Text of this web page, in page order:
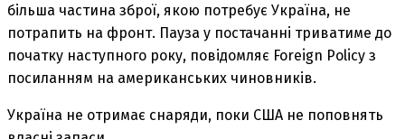
більша частина зброї, якою потребує Україна, не
потрапить на фронт. Пауза у постачанні триватиме до
початку наступного року, повідомляє Foreign Policy з
посиланням на американських чиновників.
Україна не отримає снаряди, поки США не поповнять